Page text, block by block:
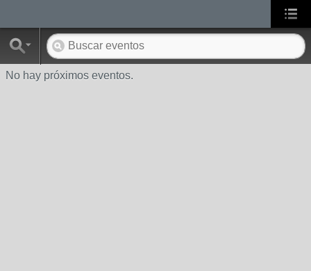
No hay próximos eventos.